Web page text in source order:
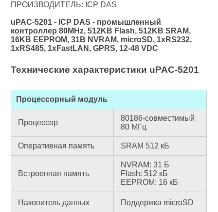
ПРОИЗВОДИТЕЛЬ: ICP DAS
uPAC-5201 - ICP DAS - промышленный
контроллер 80MHz, 512KB Flash, 512KB SRAM,
16KB EEPROM, 31B NVRAM, microSD, 1xRS232,
1xRS485, 1xFastLAN, GPRS, 12-48 VDC
Технические характеристики uPAC-5201
Процессорный модуль
Процессор
80186-совместимый
80 МГц
Оперативная память SRAM 512 кБ
Встроенная память
NVRAM: 31 Б
Flash: 512 кБ
EEPROM: 16 кБ
Накопитель данных Поддержка microSD